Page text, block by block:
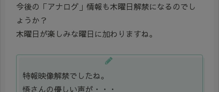
今後の「アナログ」情報も木曜日解禁になるのでし
ょうか？
木曜日が楽しみな曜日に加わりますね。
特報映像解禁でしたね。
悟さんの優しい声が・・・